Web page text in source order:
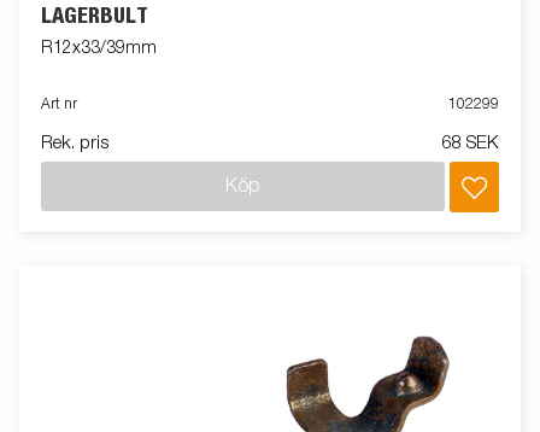
LAGERBULT
R12x33/39mm
Art nr 102299
Rek. pris 68 SEK
Köp